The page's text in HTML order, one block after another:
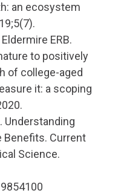
an ecosystem
ERB.
to positively
of college-aged
it: a scoping
Understanding
Benefits. Current
Science.